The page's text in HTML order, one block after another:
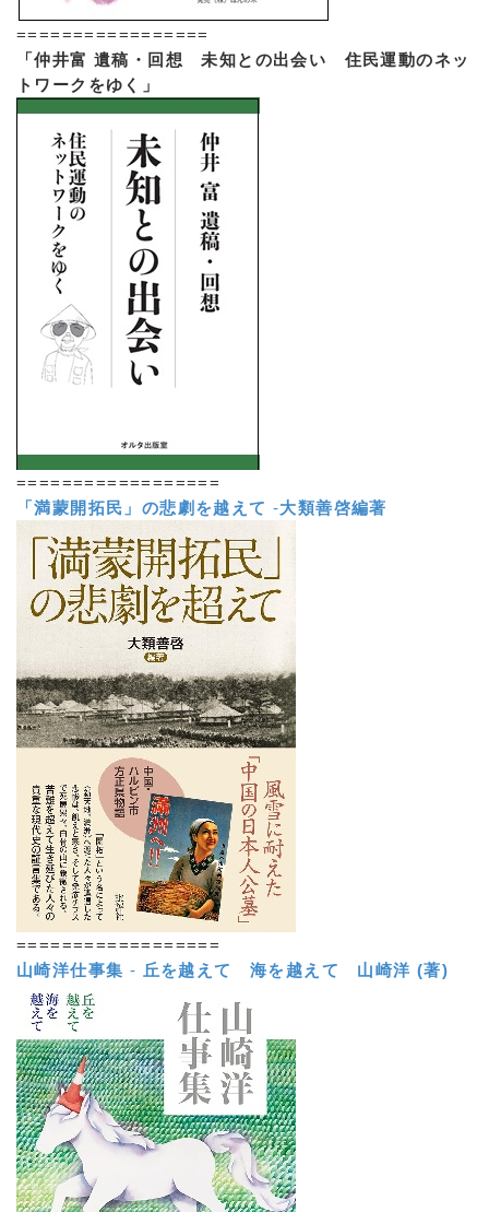
=================
「仲井富 遺稿・回想 未知との出会い 住民運動のネッ
トワークをゆく」
==================
「満蒙開拓民」の悲劇を越えて -大類善啓編著
==================
山崎洋仕事集 - 丘を越えて 海を越えて 山崎洋 (著)